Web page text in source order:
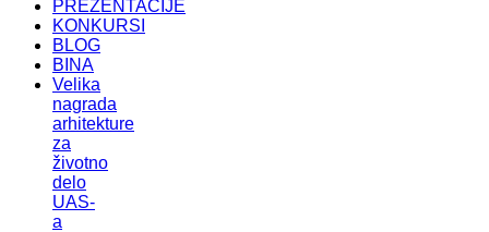
PREZENTACIJE
KONKURSI
BLOG
BINA
Velika
nagrada
arhitekture
za
životno
delo
UAS-
a